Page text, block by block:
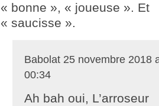
« bonne », « joueuse ». Et
« saucisse ».
Babolat 25 novembre 2018
00:34
Ah bah oui, L’arroseur